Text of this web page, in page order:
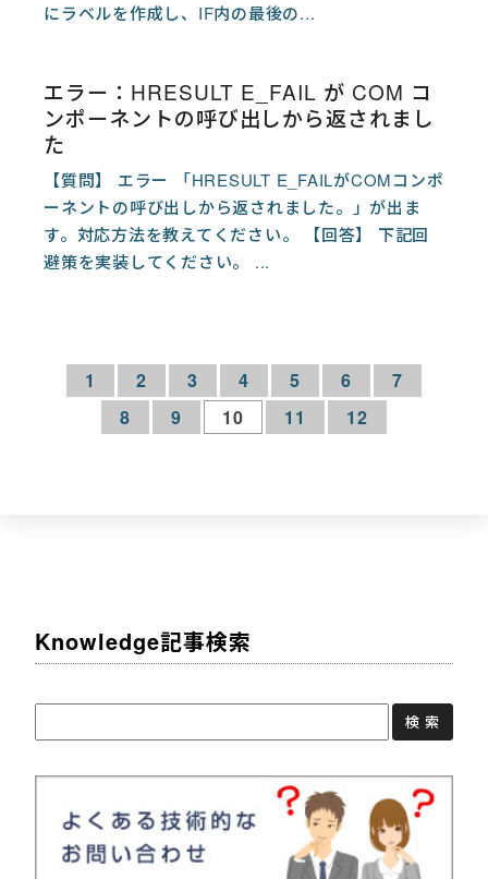
にラベルを作成し、IF内の最後の...
エラー：HRESULT E_FAIL が COM コ
ンポーネントの呼び出しから返されまし
た
【質問】 エラー 「HRESULT E_FAILがCOMコンポ
ーネントの呼び出しから返されました。」が出ま
す。対応方法を教えてください。 【回答】 下記回
避策を実装してください。 ...
1 2 3 4 5 6
7
8
9 10 11 12
Knowledge記事検索